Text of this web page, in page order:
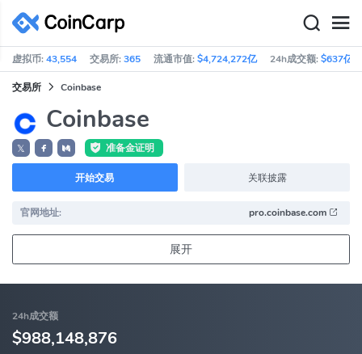
虚拟币:43,554 交易所:365 流通市值:$4,724,272亿 24h成交额:$637亿
交易所 Coinbase
Coinbase
𝕏 准备金证明
开始交易 关联披露
官网地址: pro.coinbase.com
展开
24h成交额
$988,148,876